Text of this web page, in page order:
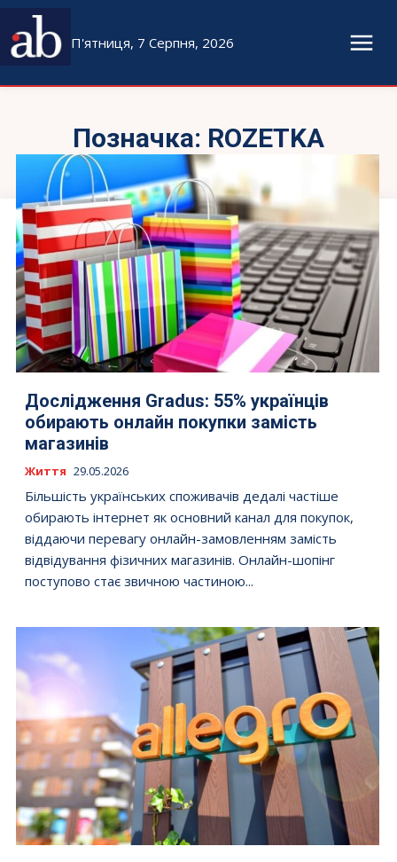
П'ятниця, 7 Серпня, 2026
Позначка: ROZETKA
Дослідження Gradus: 55% українців
обирають онлайн покупки замість
магазинів
Життя 29.05.2026
Більшість українських споживачів дедалі частіше
обирають інтернет як основний канал для покупок,
віддаючи перевагу онлайн-замовленням замість
відвідування фізичних магазинів. Онлайн-шопінг
поступово стає звичною частиною...